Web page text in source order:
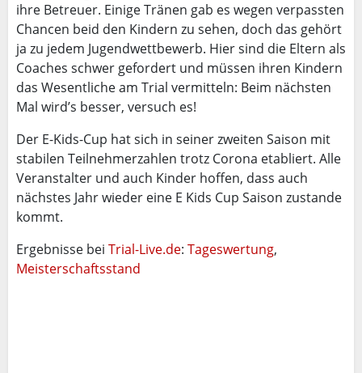
ihre Betreuer. Einige Tränen gab es wegen verpassten
Chancen beid den Kindern zu sehen, doch das gehört
ja zu jedem Jugendwettbewerb. Hier sind die Eltern als
Coaches schwer gefordert und müssen ihren Kindern
das Wesentliche am Trial vermitteln: Beim nächsten
Mal wird’s besser, versuch es!
Der E-Kids-Cup hat sich in seiner zweiten Saison mit
stabilen Teilnehmerzahlen trotz Corona etabliert. Alle
Veranstalter und auch Kinder hoffen, dass auch
nächstes Jahr wieder eine E Kids Cup Saison zustande
kommt.
Ergebnisse bei Trial-Live.de: Tageswertung,
Meisterschaftsstand